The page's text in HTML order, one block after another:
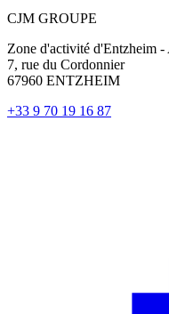
CJM GROUPE
Zone d'activité d'Entzheim -
7, rue du Cordonnier
67960 ENTZHEIM
+33 9 70 19 16 87